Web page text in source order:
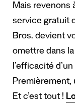
Mais revenons
service gratuit
Bros. devient
omettre dans
l’efficacité
Premièrement,
Et c’est tout !